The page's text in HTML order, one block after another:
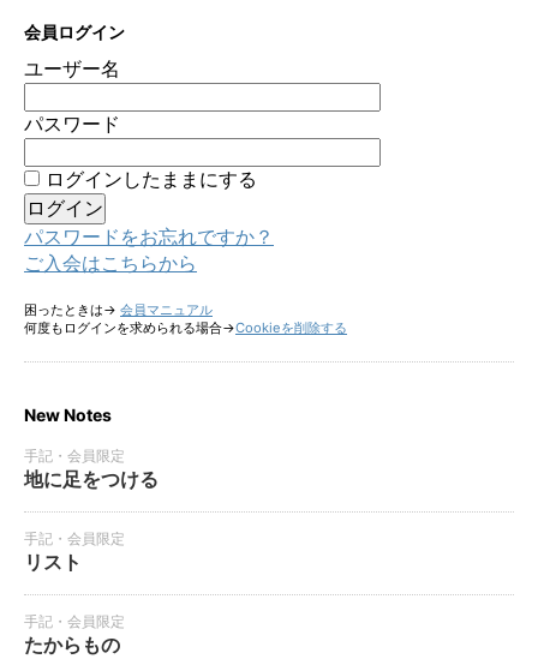
会員ログイン
ユーザー名
パスワード
ログインしたままにする
パスワードをお忘れですか？
ご入会はこちらから
困ったときは→ 会員マニュアル
何度もログインを求められる場合→Cookieを削除する
New Notes
手記・会員限定
地に足をつける
手記・会員限定
リスト
手記・会員限定
たからもの